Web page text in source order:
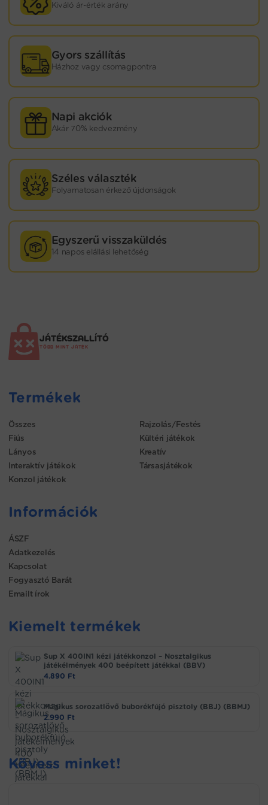
Kiváló ár-érték arány
Gyors szállítás
Házhoz vagy csomagpontra
Napi akciók
Akár 70% kedvezmény
Széles választék
Folyamatosan érkező újdonságok
Egyszerű visszaküldés
14 napos elállási lehetőség
JÁTÉKSZALLÍTÓ
TÖBB MINT JÁTÉK
Termékek
Összes
Fiús
Lányos
Interaktív játékok
Konzol játékok
Rajzolás/Festés
Kültéri játékok
Kreatív
Társasjátékok
Információk
ÁSZF
Adatkezelés
Kapcsolat
Fogyasztó Barát
Emailt írok
Kiemelt termékek
Sup X 400IN1 kézi játékkonzol – Nosztalgikus
játékélmények 400 beépített játékkal (BBV)
4.890 Ft
Mágikus sorozatlövő buborékfújó pisztoly (BBJ) (BBMJ)
2.990 Ft
Kövess minket!